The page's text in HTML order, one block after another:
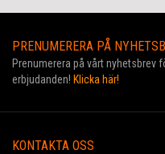
PRENUMERERA PÅ
Prenumerera på vårt nyhetsbrev
erbjudanden! Klicka här!
KONTAKTA OSS